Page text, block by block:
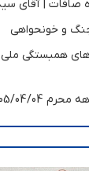
صافات | آقای
و خونحواهی
همبستگی
04/04